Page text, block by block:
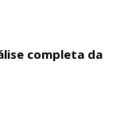
completa da